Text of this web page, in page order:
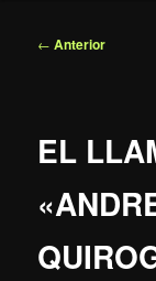
Navegación
← Anterior
EL